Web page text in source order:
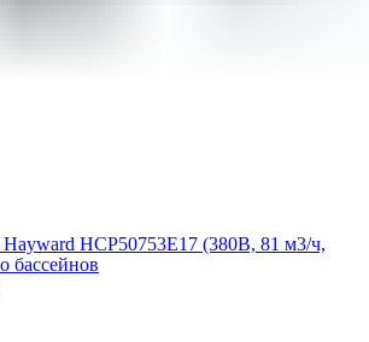
бассейнов
Hayward HCP50753E17 (380В, 81 м3/ч,